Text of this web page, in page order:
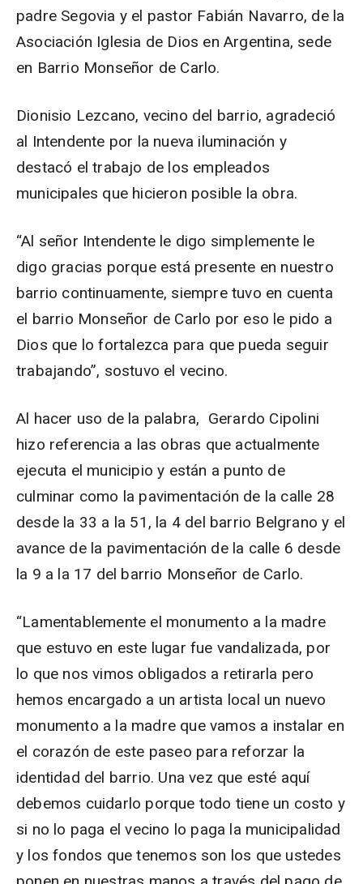
padre Segovia y el pastor Fabián Navarro, de la
Asociación Iglesia de Dios en Argentina, sede
en Barrio Monseñor de Carlo.
Dionisio Lezcano, vecino del barrio, agradeció
al Intendente por la nueva iluminación y
destacó el trabajo de los empleados
municipales que hicieron posible la obra.
“Al señor Intendente le digo simplemente le
digo gracias porque está presente en nuestro
barrio continuamente, siempre tuvo en cuenta
el barrio Monseñor de Carlo por eso le pido a
Dios que lo fortalezca para que pueda seguir
trabajando”, sostuvo el vecino.
Al hacer uso de la palabra, Gerardo Cipolini
hizo referencia a las obras que actualmente
ejecuta el municipio y están a punto de
culminar como la pavimentación de la calle 28
desde la 33 a la 51, la 4 del barrio Belgrano y el
avance de la pavimentación de la calle 6 desde
la 9 a la 17 del barrio Monseñor de Carlo.
“Lamentablemente el monumento a la madre
que estuvo en este lugar fue vandalizada, por
lo que nos vimos obligados a retirarla pero
hemos encargado a un artista local un nuevo
monumento a la madre que vamos a instalar en
el corazón de este paseo para reforzar la
identidad del barrio. Una vez que esté aquí
debemos cuidarlo porque todo tiene un costo y
si no lo paga el vecino lo paga la municipalidad
y los fondos que tenemos son los que ustedes